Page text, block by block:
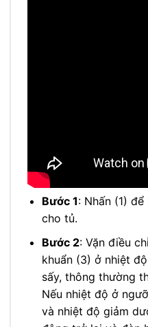
Bước 1: Nhấn (1)
cho tủ.
Bước 2: Vặn điều
khuẩn (3) ở nhiệt
sấy, thông thường
Nếu nhiệt độ ở
và nhiệt độ giảm